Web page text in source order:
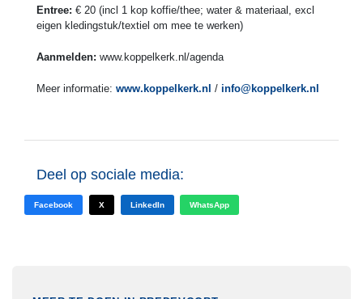
Entree: € 20 (incl 1 kop koffie/thee; water & materiaal, excl
eigen kledingstuk/textiel om mee te werken)
Aanmelden: www.koppelkerk.nl/agenda
Meer informatie: www.koppelkerk.nl / info@koppelkerk.nl
Deel op sociale media:
Facebook X LinkedIn WhatsApp